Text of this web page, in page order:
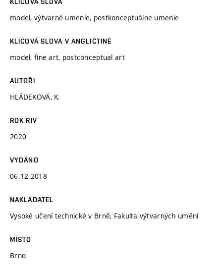
model, výtvarné umenie, postkonceptuálne umenie
KLÍČOVÁ SLOVA V ANGLIČTINĚ
model, fine art, postconceptual art
AUTOŘI
HLÁDEKOVÁ, K.
ROK RIV
2020
VYDÁNO
06.12.2018
NAKLADATEL
Vysoké učení technické v Brně, Fakulta výtvarných umění
MÍSTO
Brno